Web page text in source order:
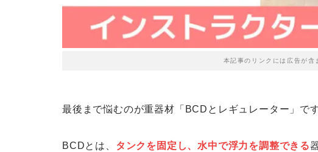
本記事のリンクには広告が含
最後まで悩むのが重器材「BCDとレギュレーター」で
BCDとは、 タンクを固定し、水中で浮力を調整できる